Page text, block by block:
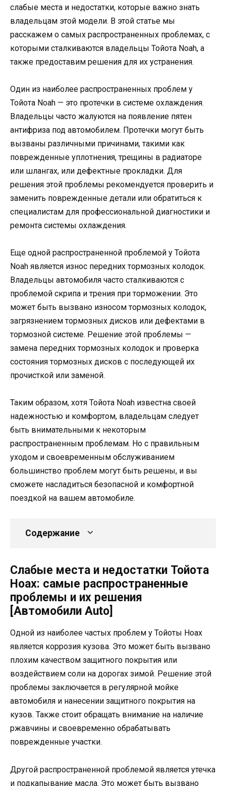
слабые места и недостатки, которые важно знать
владельцам этой модели. В этой статье мы
расскажем о самых распространенных проблемах, с
которыми сталкиваются владельцы Тойота Noаh, а
также предоставим решения для их устранения.
Один из наиболее распространенных проблем у
Тойота Noаh — это протечки в системе охлаждения.
Владельцы часто жалуются на появление пятен
антифриза под автомобилем. Протечки могут быть
вызваны различными причинами, такими как
поврежденные уплотнения, трещины в радиаторе
или шлангах, или дефектные прокладки. Для
решения этой проблемы рекомендуется проверить и
заменить поврежденные детали или обратиться к
специалистам для профессиональной диагностики и
ремонта системы охлаждения.
Еще одной распространенной проблемой у Тойота
Noаh является износ передних тормозных колодок.
Владельцы автомобиля часто сталкиваются с
проблемой скрипа и трения при торможении. Это
может быть вызвано износом тормозных колодок,
загрязнением тормозных дисков или дефектами в
тормозной системе. Решение этой проблемы —
замена передних тормозных колодок и проверка
состояния тормозных дисков с последующей их
прочисткой или заменой.
Таким образом, хотя Тойота Noаh известна своей
надежностью и комфортом, владельцам следует
быть внимательными к некоторым
распространенным проблемам. Но с правильным
уходом и своевременным обслуживанием
большинство проблем могут быть решены, и вы
сможете насладиться безопасной и комфортной
поездкой на вашем автомобиле.
Содержание
Слабые места и недостатки Тойота
Ноах: самые распространенные
проблемы и их решения
[Автомобили Auto]
Одной из наиболее частых проблем у Тойоты Ноах
является коррозия кузова. Это может быть вызвано
плохим качеством защитного покрытия или
воздействием соли на дорогах зимой. Решение этой
проблемы заключается в регулярной мойке
автомобиля и нанесении защитного покрытия на
кузов. Также стоит обращать внимание на наличие
ржавчины и своевременно обрабатывать
поврежденные участки.
Другой распространенной проблемой является утечка
и подкапывание масла. Это может быть вызвано